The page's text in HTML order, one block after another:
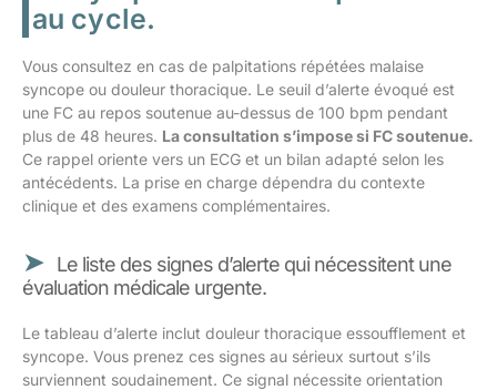
au cycle.
Vous consultez en cas de palpitations répétées malaise
syncope ou douleur thoracique. Le seuil d’alerte évoqué est
une FC au repos soutenue au-dessus de 100 bpm pendant
plus de 48 heures. La consultation s’impose si FC soutenue.
Ce rappel oriente vers un ECG et un bilan adapté selon les
antécédents. La prise en charge dépendra du contexte
clinique et des examens complémentaires.
Le liste des signes d’alerte qui nécessitent une
évaluation médicale urgente.
Le tableau d’alerte inclut douleur thoracique essoufflement et
syncope. Vous prenez ces signes au sérieux surtout s’ils
surviennent soudainement. Ce signal nécessite orientation